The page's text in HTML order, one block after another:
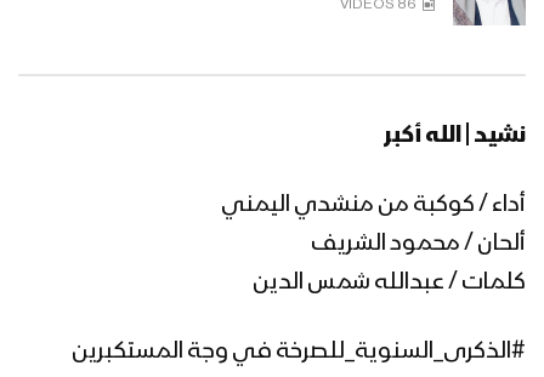
1445هـ
86 VIDEOS
نشيد | الله أكبر
أداء / كوكبة من منشدي اليمني
ألحان / محمود الشريف
كلمات / عبدالله شمس الدين
#الذكرى_السنوية_للصرخة في وجة المستكبرين